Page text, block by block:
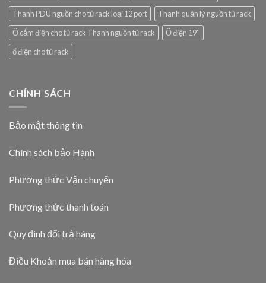
Thanh PDU nguồn cho tủ rack loại 12 port
Thanh quản lý nguồn tủ rack
Ổ cắm điện cho tủ rack Thanh nguồn tủ rack
Ổ điện 19''
ổ điện cho tủ rack
CHÍNH SÁCH
Bảo mật thông tin
Chính sách bảo Hành
Phương thức Vận chuyển
Phương thức thanh toán
Quy đinh đổi trả hàng
Điều Khoản mua bán hàng hóa